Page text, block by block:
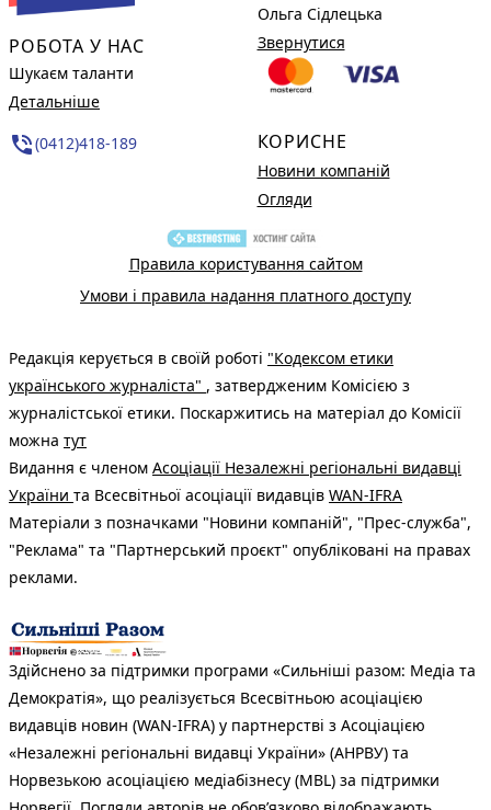
РОБОТА У НАС
Шукаєм таланти
Детальніше
phone_in_talk(0412)418-189
Ольга Сідлецька
Звернутися
КОРИСНЕ
Новини компаній
Огляди
Правила користування сайтом
Умови і правила надання платного доступу
Редакція керується в своїй роботі "Кодексом етики
українського журналіста" , затвердженим Комісією з
журналістської етики. Поскаржитись на матеріал до Комісії
можна тут
Видання є членом Асоціації Незалежні регіональні видавці
України та Всесвітньої асоціації видавців WAN-IFRA
Матеріали з позначками "Новини компаній", "Прес-служба",
"Реклама" та "Партнерський проєкт" опубліковані на правах
реклами.
Здійснено за підтримки програми «Сильніші разом: Медіа та
Демократія», що реалізується Всесвітньою асоціацією
видавців новин (WAN-IFRA) у партнерстві з Асоціацією
«Незалежні регіональні видавці України» (АНРВУ) та
Норвезькою асоціацією медіабізнесу (MBL) за підтримки